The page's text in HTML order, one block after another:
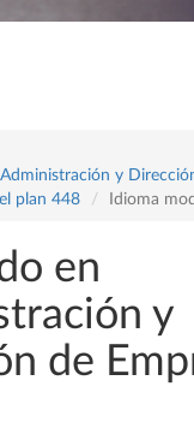
y
plan 448
Idioma
en
y
de